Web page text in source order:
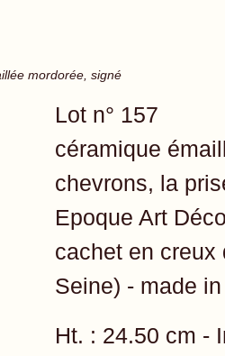
mordorée, signé
Lot n° 157
céramique
chevrons, la
Epoque Art
cachet en creux
Seine) - made
Ht. : 24.50 cm -